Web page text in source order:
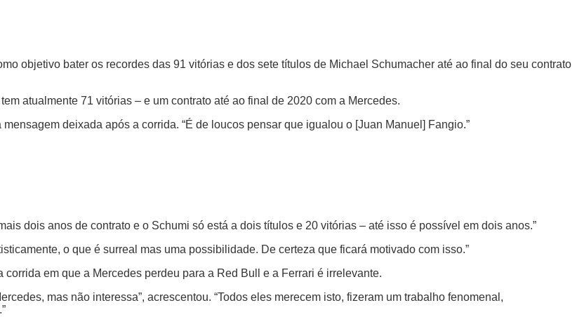
objetivo bater os recordes das 91 vitórias e dos sete títulos de Michael Schumacher até ao final do seu contrato
atualmente 71 vitórias – e um contrato até ao final de 2020 com a Mercedes.
deixada após a corrida. “É de loucos pensar que igualou o [Juan Manuel] Fangio.”
dois anos de contrato e o Schumi só está a dois títulos e 20 vitórias – até isso é possível em dois anos.”
o que é surreal mas uma possibilidade. De certeza que ficará motivado com isso.”
em que a Mercedes perdeu para a Red Bull e a Ferrari é irrelevante.
mas não interessa”, acrescentou. “Todos eles merecem isto, fizeram um trabalho fenomenal,